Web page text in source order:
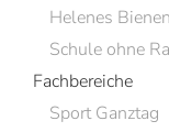
Helenes Bienen
Schule ohne
Fachbereiche
Sport Ganztag